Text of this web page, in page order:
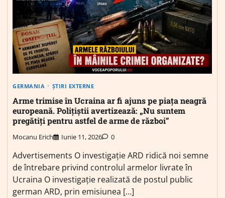
GERMANIA ȘTIRI EXTERNE
Arme trimise în Ucraina ar fi ajuns pe piața neagră
europeană. Polițiștii avertizează: „Nu suntem
pregătiți pentru astfel de arme de război”
Mocanu Erich Iunie 11, 2026 0
Advertisements O investigație ARD ridică noi semne
de întrebare privind controlul armelor livrate în
Ucraina O investigație realizată de postul public
german ARD, prin emisiunea […]